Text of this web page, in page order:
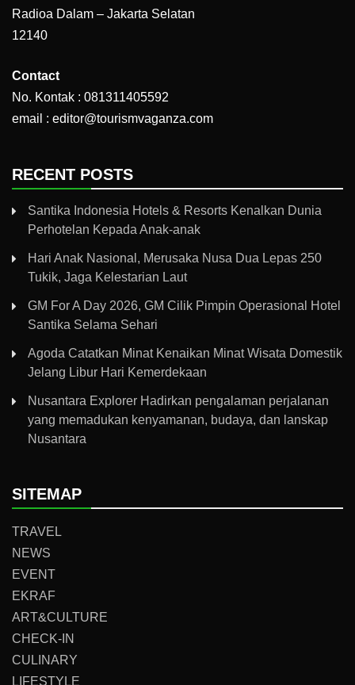
Radioa Dalam – Jakarta Selatan
12140
Contact
No. Kontak : 081311405592
email : editor@tourismvaganza.com
RECENT POSTS
Santika Indonesia Hotels & Resorts Kenalkan Dunia
Perhotelan Kepada Anak-anak
Hari Anak Nasional, Merusaka Nusa Dua Lepas 250
Tukik, Jaga Kelestarian Laut
GM For A Day 2026, GM Cilik Pimpin Operasional Hotel
Santika Selama Sehari
Agoda Catatkan Minat Kenaikan Minat Wisata Domestik
Jelang Libur Hari Kemerdekaan
Nusantara Explorer Hadirkan pengalaman perjalanan
yang memadukan kenyamanan, budaya, dan lanskap
Nusantara
SITEMAP
TRAVEL
NEWS
EVENT
EKRAF
ART&CULTURE
CHECK-IN
CULINARY
LIFESTYLE